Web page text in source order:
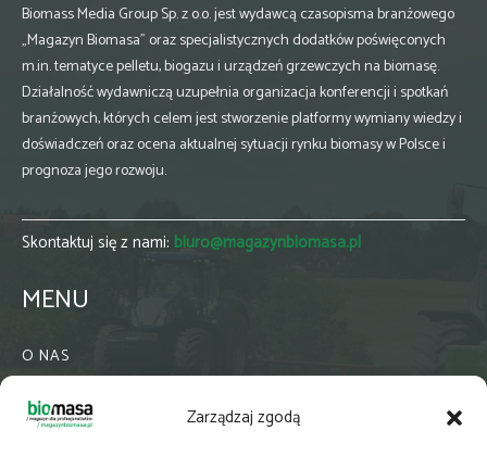
Zarządzaj zgodą
Biomass Media Group Sp. z o.o. jest wydawcą czasopisma branżowego
„Magazyn Biomasa” oraz specjalistycznych dodatków poświęconych
m.in. tematyce pelletu, biogazu i urządzeń grzewczych na biomasę.
Działalność wydawniczą uzupełnia organizacja konferencji i spotkań
branżowych, których celem jest stworzenie platformy wymiany wiedzy i
doświadczeń oraz ocena aktualnej sytuacji rynku biomasy w Polsce i
prognoza jego rozwoju.
Skontaktuj się z nami: biuro@magazynbiomasa.pl
MENU
O NAS
WSPÓŁPRACA